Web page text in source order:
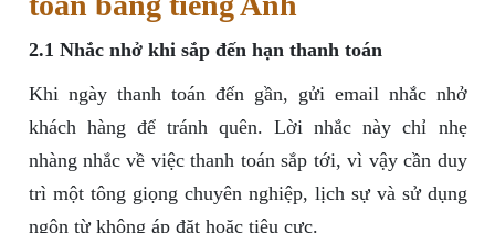
2.1 Nhắc nhở khi sắp đến hạn thanh toán
Khi ngày thanh toán đến gần, gửi email nhắc nhở
khách hàng để tránh quên. Lời nhắc này chỉ nhẹ
nhàng nhắc về việc thanh toán sắp tới, vì vậy cần duy
trì một tông giọng chuyên nghiệp, lịch sự và sử dụng
ngôn từ không áp đặt hoặc tiêu cực.